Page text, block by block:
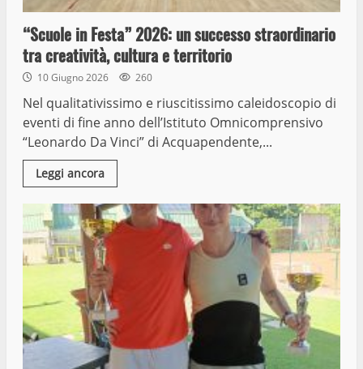
“Scuole in Festa” 2026: un successo straordinario
tra creatività, cultura e territorio
10 Giugno 2026 260
Nel qualitativissimo e riuscitissimo caleidoscopio di
eventi di fine anno dell’Istituto Omnicomprensivo
“Leonardo Da Vinci” di Acquapendente,...
Leggi ancora